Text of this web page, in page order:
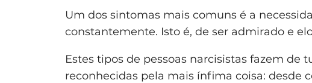
Um dos sintomas mais comuns é a
constantemente. Isto é, de ser admirado e
Estes tipos de pessoas narcisistas fazem de
reconhecidas pela mais ínfima coisa: desde